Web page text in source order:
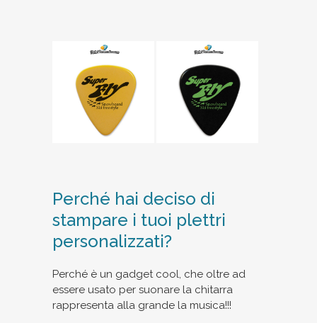
Perché hai deciso di
stampare i tuoi plettri
personalizzati?
Perché è un gadget cool, che oltre ad
essere usato per suonare la chitarra
rappresenta alla grande la musica!!!